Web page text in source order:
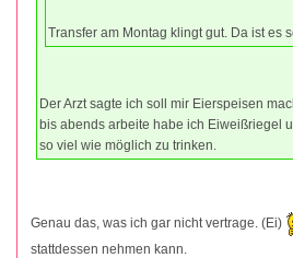
Transfer am Montag klingt gut. Da ist es
Der Arzt sagte ich soll mir Eierspeisen
bis abends arbeite habe ich Eiweißriegel
so viel wie möglich zu trinken.
Genau das, was ich gar nicht vertrage. (Ei)
stattdessen nehmen kann.